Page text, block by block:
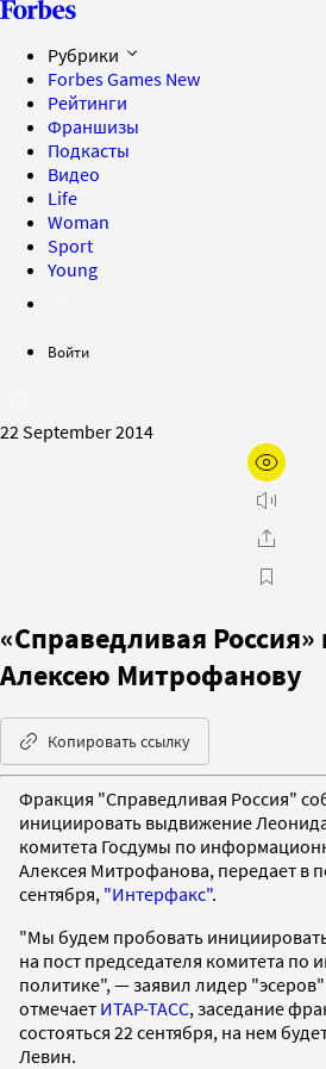
Рубрики
Forbes Games New
Рейтинги
Франшизы
Подкасты
Видео
Life
Woman
Sport
Young
Войти
22 September 2014
«Справедливая
Алексею Митрофанову
Копировать ссылку
Фракция "Справедливая Россия"
инициировать выдвижение
комитета Госдумы по
Алексея Митрофанова, передает в
сентября, "Интерфакс".
"Мы будем пробовать
на пост председателя комитета
политике", — заявил лидер
отмечает ИТАР-ТАСС, заседание
состояться 22 сентября, на нем
Левин.